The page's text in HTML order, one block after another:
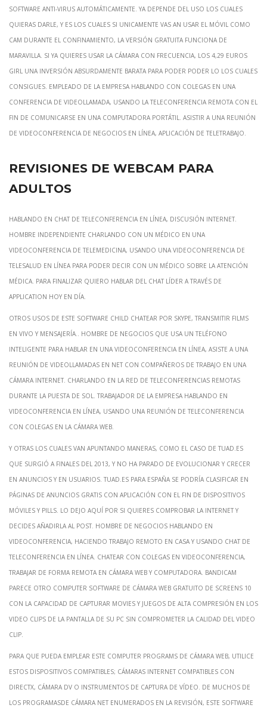
software anti-virus automáticamente. Ya depende del uso los cuales
quieras darle, y es los cuales si unicamente vas an usar el móvil como
cam durante el confinamiento, la versión gratuita funciona de
maravilla. Si ya quieres usar la cámara con frecuencia, los 4,29 euros
girl una inversión absurdamente barata para poder poder lo los cuales
consigues. Empleado de la empresa hablando con colegas en una
conferencia de videollamada, usando la teleconferencia remota con el
fin de comunicarse en una computadora portátil. Asistir a una reunión
de videoconferencia de negocios en línea, aplicación de teletrabajo.
Revisiones de Webcam para
Adultos
Hablando en chat de teleconferencia en línea, discusión internet.
Hombre independiente charlando con un médico en una
videoconferencia de telemedicina, usando una videoconferencia de
telesalud en línea para poder decir con un médico sobre la atención
médica. Para finalizar quiero hablar del chat líder a través de
application hoy en día.
Otros usos de este software child chatear por Skype, transmitir films
en vivo y mensajería.. Hombre de negocios que usa un teléfono
inteligente para hablar en una videoconferencia en línea, asiste a una
reunión de videollamadas en net con compañeros de trabajo en una
cámara internet. Charlando en la red de teleconferencias remotas
durante la puesta de sol. Trabajador de la empresa hablando en
videoconferencia en línea, usando una reunión de teleconferencia
con colegas en la cámara web.
Y otras los cuales van apuntando maneras, como el caso de tuad.es
que surgió a finales del 2013, y no ha parado de evolucionar y crecer
en anuncios y en usuarios. Tuad.es para España se podría clasificar en
Páginas de anuncios gratis con aplicación con el fin de dispositivos
móviles y pills. Lo dejo aquí por si quieres comprobar la internet y
decides añadirla al post. Hombre de negocios hablando en
videoconferencia, haciendo trabajo remoto en casa y usando chat de
teleconferencia en línea. Chatear con colegas en videoconferencia,
trabajar de forma remota en cámara web y computadora. BandiCam
parece otro computer software de cámara web gratuito de screens 10
con la capacidad de capturar movies y juegos de alta compresión en los
video clips de la pantalla de su PC sin comprometer la calidad del video
clip.
Para que pueda emplear este computer programs de cámara web, utilice
estos dispositivos compatibles; Cámaras internet compatibles con
DirectX, cámara DV o instrumentos de captura de vídeo. De muchos de
los programasde cámara net enumerados en la revisión, este software